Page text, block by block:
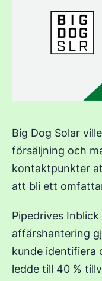
Big Dog Solar
försäljning och
kontaktpunkter
att bli ett
Pipedrives
affärshantering
kunde identifiera
ledde till 40 %